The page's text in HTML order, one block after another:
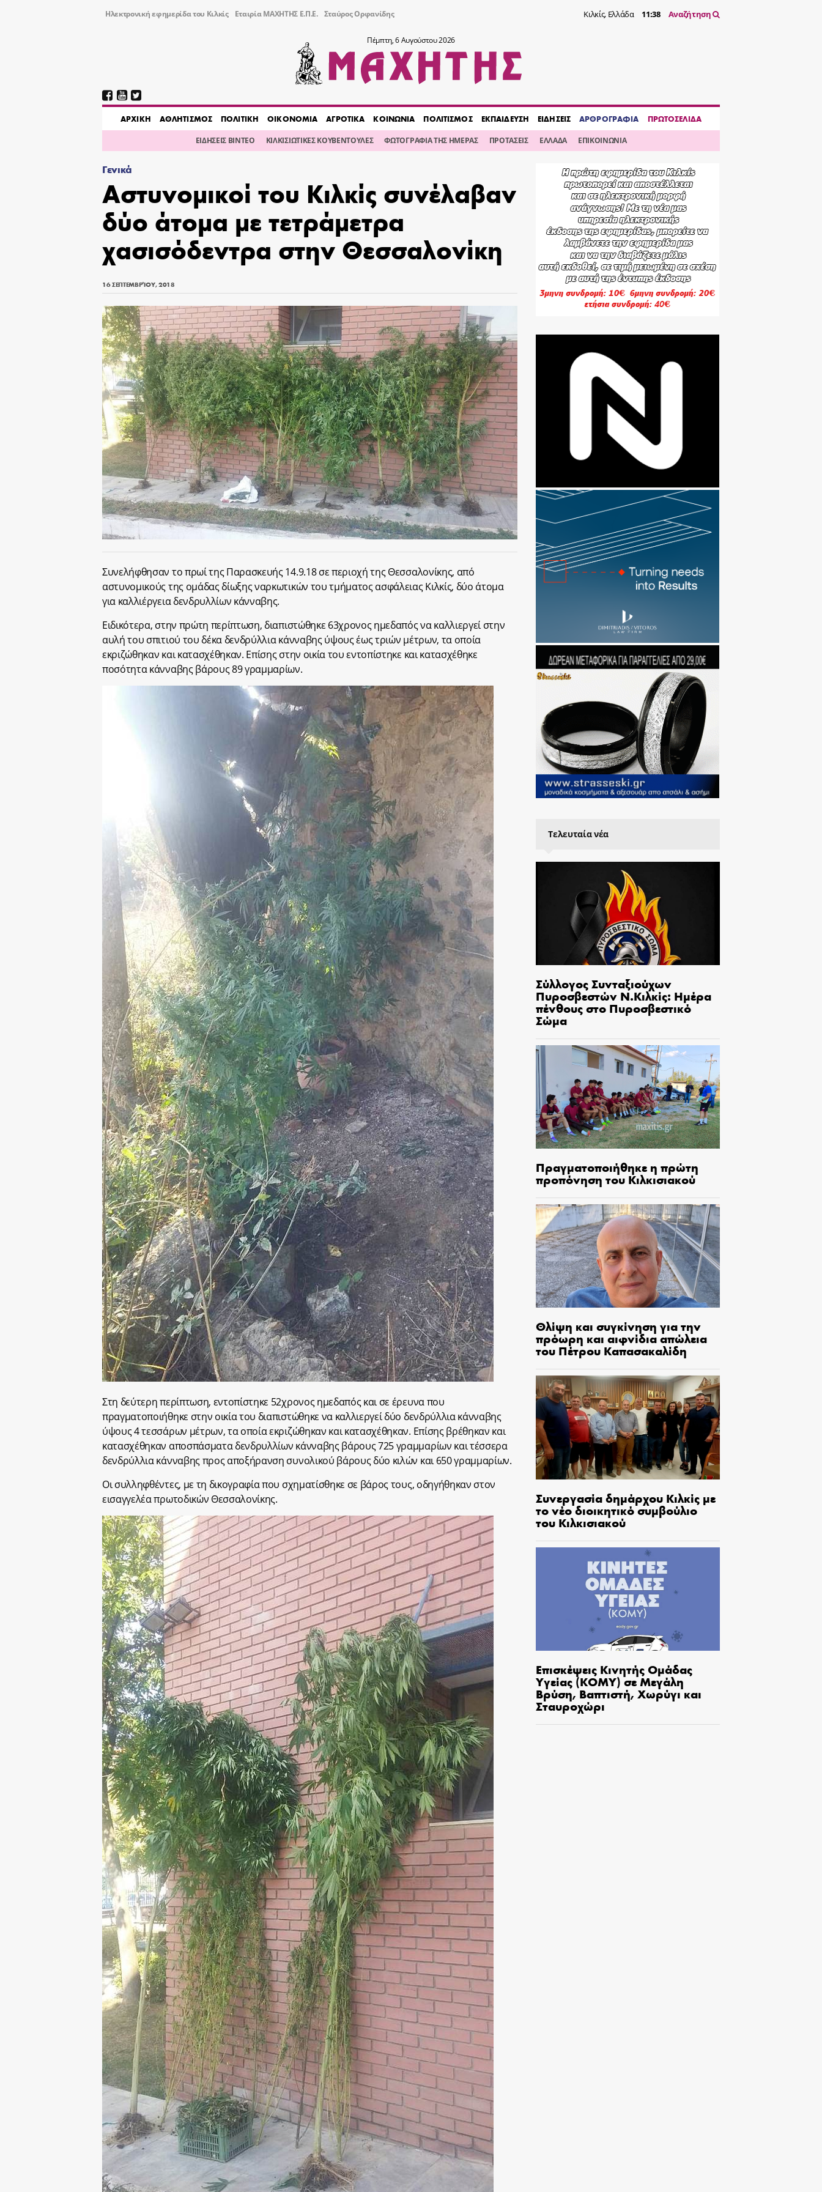
Ηλεκτρονική εφημερίδα του Κιλκίς Εταιρία ΜΑΧΗΤΗΣ Ε.Π.Ε. Σταύρος Ορφανίδης Κιλκίς, Ελλάδα 11:38 Αναζήτηση
Πέμπτη, 6 Αυγούστου 2026
AΡΧΙΚΗ ΑΘΛΗΤΙΣΜΟΣ ΠΟΛΙΤΙΚΗ ΟΙΚΟΝΟΜΙΑ ΑΓΡΟΤΙΚΑ ΚΟΙΝΩΝΙΑ ΠΟΛΙΤΙΣΜΟΣ ΕΚΠΑΙΔΕΥΣΗ ΕΙΔΗΣΕΙΣ ΑΡΘΡΟΓΡΑΦΙΑ ΠΡΩΤΟΣΕΛΙΔΑ
ΕΙΔΗΣΕΙΣ ΒΙΝΤΕΟ ΚΙΛΚΙΣΙΩΤΙΚΕΣ ΚΟΥΒΕΝΤΟΥΛΕΣ ΦΩΤΟΓΡΑΦΙΑ ΤΗΣ ΗΜΕΡΑΣ ΠΡΟΤΑΣΕΙΣ ΕΛΛΑΔΑ ΕΠΙΚΟΙΝΩΝΙΑ
Γενικά
Αστυνομικοί του Κιλκίς συνέλαβαν
δύο άτομα με τετράμετρα
χασισόδεντρα στην Θεσσαλονίκη
16 ΣΕΠΤΕΜΒΡΊΟΥ, 2018
Συνελήφθησαν το πρωί της Παρασκευής 14.9.18 σε περιοχή της Θεσσαλονίκης, από
αστυνομικούς της ομάδας δίωξης ναρκωτικών του τμήματος ασφάλειας Κιλκίς, δύο άτομα
για καλλιέργεια δενδρυλλίων κάνναβης.
Ειδικότερα, στην πρώτη περίπτωση, διαπιστώθηκε 63χρονος ημεδαπός να καλλιεργεί στην
αυλή του σπιτιού του δέκα δενδρύλλια κάνναβης ύψους έως τριών μέτρων, τα οποία
εκριζώθηκαν και κατασχέθηκαν. Επίσης στην οικία του εντοπίστηκε και κατασχέθηκε
ποσότητα κάνναβης βάρους 89 γραμμαρίων.
Στη δεύτερη περίπτωση, εντοπίστηκε 52χρονος ημεδαπός και σε έρευνα που
πραγματοποιήθηκε στην οικία του διαπιστώθηκε να καλλιεργεί δύο δενδρύλλια κάνναβης
ύψους 4 τεσσάρων μέτρων, τα οποία εκριζώθηκαν και κατασχέθηκαν. Επίσης βρέθηκαν και
κατασχέθηκαν αποσπάσματα δενδρυλλίων κάνναβης βάρους 725 γραμμαρίων και τέσσερα
δενδρύλλια κάνναβης προς αποξήρανση συνολικού βάρους δύο κιλών και 650 γραμμαρίων.
Οι συλληφθέντες, με τη δικογραφία που σχηματίσθηκε σε βάρος τους, οδηγήθηκαν στον
εισαγγελέα πρωτοδικών Θεσσαλονίκης.
Τελευταία νέα
Σύλλογος Συνταξιούχων
Πυροσβεστών Ν.Κιλκίς: Ημέρα
πένθους στο Πυροσβεστικό
Σώμα
Πραγματοποιήθηκε η πρώτη
προπόνηση του Κιλκισιακού
Θλίψη και συγκίνηση για την
πρόωρη και αιφνίδια απώλεια
του Πέτρου Καπασακαλίδη
Συνεργασία δημάρχου Κιλκίς με
το νέο διοικητικό συμβούλιο
του Κιλκισιακού
Επισκέψεις Κινητής Ομάδας
Υγείας (ΚΟΜΥ) σε Μεγάλη
Βρύση, Βαπτιστή, Χωρύγι και
Σταυροχώρι